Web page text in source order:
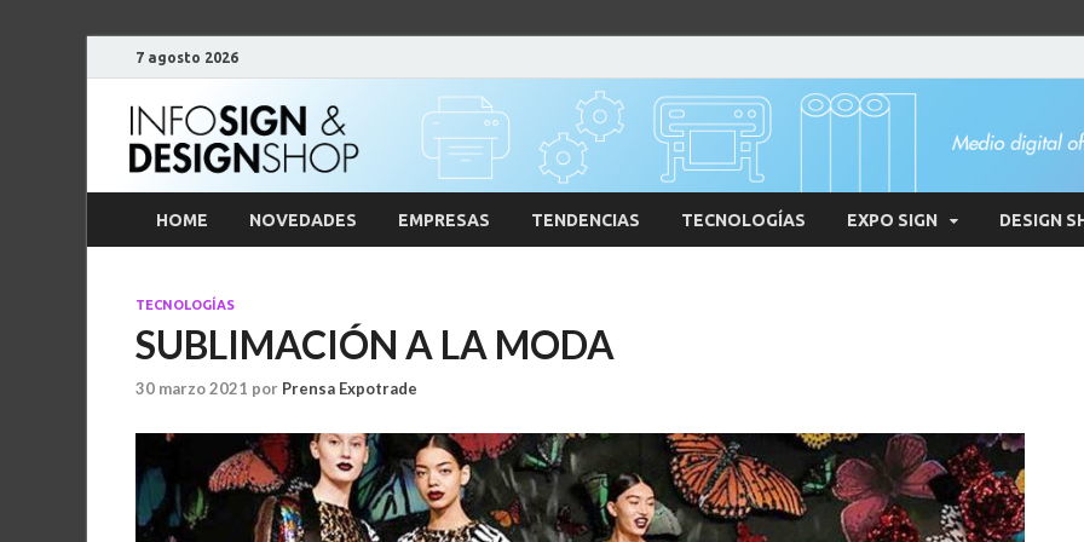
7 agosto 2026
HOME NOVEDADES EMPRESAS TENDENCIAS TECNOLOGÍAS EXPO SIGN DESIGN
TECNOLOGÍAS
SUBLIMACIÓN A LA MODA
30 marzo 2021 por Prensa Expotrade